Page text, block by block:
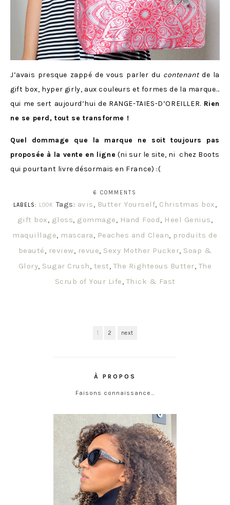
J’avais presque zappé de vous parler du contenantde la
gift box, hyper girly, aux couleurs et formes de la marque…
qui me sert aujourd’hui de RANGE-TAIES-D’OREILLER. Rien
ne se perd, tout se transforme !
Quel dommage que la marque ne soit toujours pas
proposée à la vente en ligne (ni sur le site, ni chez Boots
qui pourtant livre désormais en France) :(
6 COMMENTS
LABELS:
LOOK Tags: avis, Butter Yourself, Christmas box,
gift box, gloss, gommage, Hand Food, Heel Genius,
maquillage, mascara, Peaches and Clean, produits de
beauté, review, revue, Sexy Mother Pucker, Soap &
Glory, Sugar Crush, test, The Righteous Butter, The
Scrub of Your Life, Thick & Fast
1 2 next
À PROPOS
Faisons connaissance…